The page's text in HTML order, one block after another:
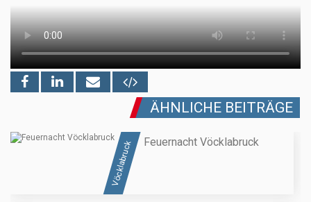
ÄHNLICHE BEITRÄGE
Vöcklabruck Feuernacht Vöcklabruck